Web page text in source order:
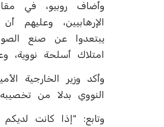
وأضاف روبيو، في
الإرهابيين،
يبتعدوا عن صنع
امتلاك أسلحة نووية،
وأكد وزير الخارجية
النووي بدلا من